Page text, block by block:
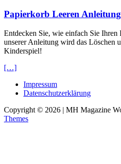
Papierkorb Leeren
Entdecken Sie, wie einfach Sie
unserer Anleitung wird das Löschen
Kinderspiel!
[…]
Impressum
Datenschutzerklärung
Copyright © 2026 | MH Magazine
Themes